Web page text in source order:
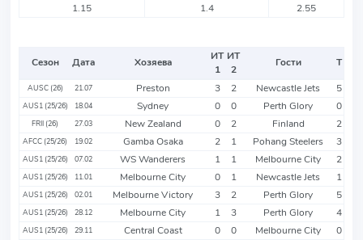
1.15
1.4 2.55
Сезон Дата Хозяева
ИТ
1
ИТ
2
Гости Т
AUSC (26) 21.07 Preston 3 2 Newcastle Jets 5
AUS1 (25/26) 18.04 Sydney 0 0 Perth Glory 0
FRII (26) 27.03 New Zealand 0 2 Finland 2
AFCC (25/26) 19.02 Gamba Osaka 2 1 Pohang Steelers 3
AUS1 (25/26) 07.02 WS Wanderers 1 1 Melbourne City 2
AUS1 (25/26) 11.01 Melbourne City 0 1 Newcastle Jets 1
AUS1 (25/26) 02.01 Melbourne Victory 3 2 Perth Glory 5
AUS1 (25/26) 28.12 Melbourne City 1 3 Perth Glory 4
AUS1 (25/26) 29.11 Central Coast 0 0 Melbourne City 0